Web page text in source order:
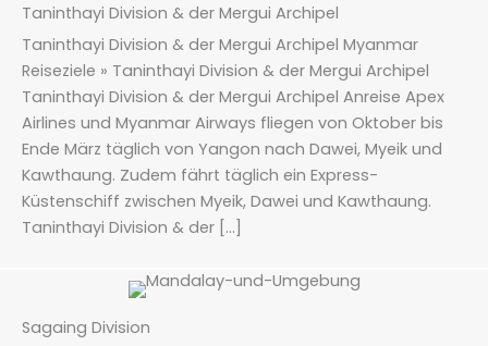
Taninthayi Division & der Mergui Archipel
Taninthayi Division & der Mergui Archipel Myanmar
Reiseziele » Taninthayi Division & der Mergui Archipel
Taninthayi Division & der Mergui Archipel Anreise Apex
Airlines und Myanmar Airways fliegen von Oktober bis
Ende März täglich von Yangon nach Dawei, Myeik und
Kawthaung. Zudem fährt täglich ein Express-
Küstenschiff zwischen Myeik, Dawei und Kawthaung.
Taninthayi Division & der […]
Sagaing Division